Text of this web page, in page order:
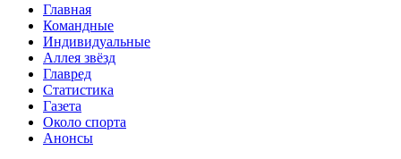
Главная
Командные
Индивидуальные
Аллея звёзд
Главред
Статистика
Газета
Около спорта
Анонсы